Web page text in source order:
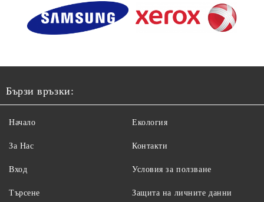
Бързи връзки:
Начало
За Нас
Вход
Търсене
Екология
Контакти
Условия за ползване
Защита на личните данни